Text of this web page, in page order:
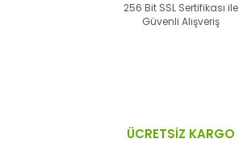
256 Bit SSL Sertifikası ile
Güvenli Alışveriş
ÜCRETSİZ KARGO